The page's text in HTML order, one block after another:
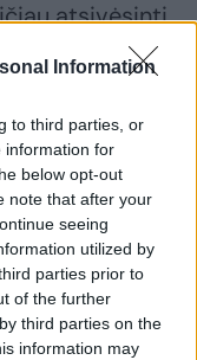
Information
to third parties, or
information for
below opt-out
note that after your
seeing
utilized by
parties prior to
of the further
third parties on the
information may
atsivėsinti.
nustato
mėgsta
į save. Tačiau
rizika
tiek galite